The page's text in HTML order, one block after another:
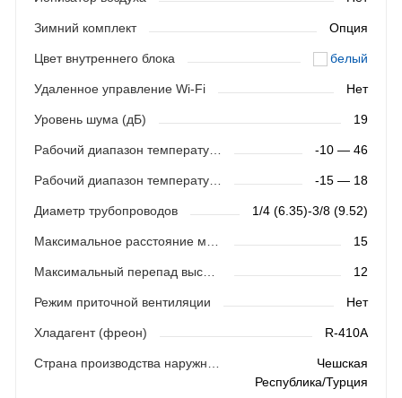
Зимний комплект Опция
Цвет внутреннего блока белый
Удаленное управление Wi-Fi Нет
Уровень шума (дБ) 19
Рабочий диапазон температур (охлаждение) -10 — 46
Рабочий диапазон температур (обогрев) -15 — 18
Диаметр трубопроводов 1/4 (6.35)-3/8 (9.52)
15
Максимальный перепад высот (м) 12
Режим приточной вентиляции Нет
Хладагент (фреон) R-410A
Чешская
Республика/Турция